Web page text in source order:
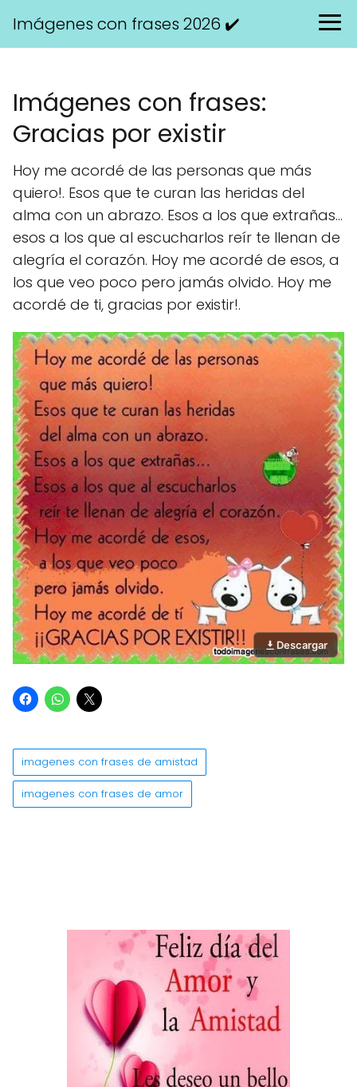
Imágenes con frases 2026 ✔️
Imágenes con frases:
Gracias por existir
Hoy me acordé de las personas que más
quiero!. Esos que te curan las heridas del
alma con un abrazo. Esos a los que extrañas...
esos a los que al escucharlos reír te llenan de
alegría el corazón. Hoy me acordé de esos, a
los que veo poco pero jamás olvido. Hoy me
acordé de ti, gracias por existir!.
Descargar
imagenes con frases de amistad
imagenes con frases de amor